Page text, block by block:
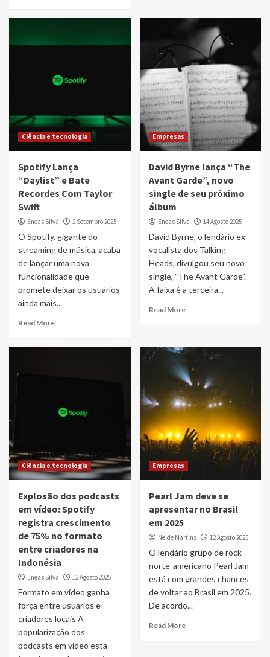
Ciência e tecnologia
Spotify Lança
“Daylist” e Bate
Recordes Com Taylor
Swift
Eneas Silva 2 Setembro 2025
O Spotify, gigante do
streaming de música, acaba
de lançar uma nova
funcionalidade que
promete deixar os usuários
ainda mais...
Read More
Empresas
David Byrne lança “The
Avant Garde”, novo
single de seu próximo
álbum
Eneas Silva 14 Agosto 2025
David Byrne, o lendário ex-
vocalista dos Talking
Heads, divulgou seu novo
single, "The Avant Garde".
A faixa é a terceira...
Read More
Ciência e tecnologia
Explosão dos podcasts
em vídeo: Spotify
registra crescimento
de 75% no formato
entre criadores na
Indonésia
Eneas Silva 12 Agosto 2025
Formato em vídeo ganha
força entre usuários e
criadores locais A
popularização dos
podcasts em vídeo está
Empresas
Pearl Jam deve se
apresentar no Brasil
em 2025
Neide Martins 12 Agosto 2025
O lendário grupo de rock
norte-americano Pearl Jam
está com grandes chances
de voltar ao Brasil em 2025.
De acordo...
Read More